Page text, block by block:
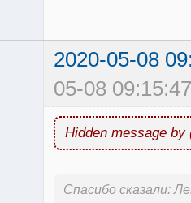
2020-05-08
05-08
Hidden message by
Спасибо сказали: